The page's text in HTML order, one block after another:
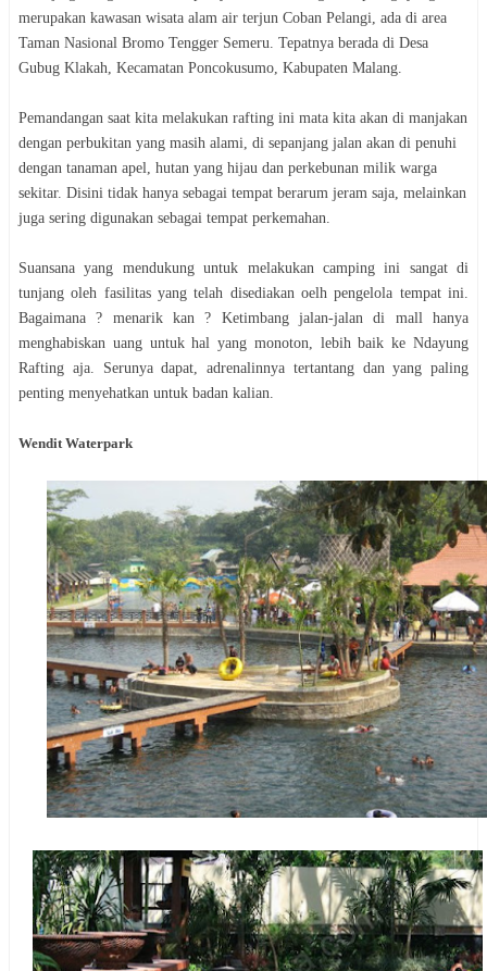
merupakan kawasan wisata alam air terjun Coban Pelangi, ada di area
Taman Nasional Bromo Tengger Semeru. Tepatnya berada di Desa
Gubug Klakah, Kecamatan Poncokusumo, Kabupaten Malang.
Pemandangan saat kita melakukan rafting ini mata kita akan di manjakan
dengan perbukitan yang masih alami, di sepanjang jalan akan di penuhi
dengan tanaman apel, hutan yang hijau dan perkebunan milik warga
sekitar. Disini tidak hanya sebagai tempat berarum jeram saja, melainkan
juga sering digunakan sebagai tempat perkemahan.
Suansana yang mendukung untuk melakukan camping ini sangat di
tunjang oleh fasilitas yang telah disediakan oelh pengelola tempat ini.
Bagaimana ? menarik kan ? Ketimbang jalan-jalan di mall hanya
menghabiskan uang untuk hal yang monoton, lebih baik ke Ndayung
Rafting aja. Serunya dapat, adrenalinnya tertantang dan yang paling
penting menyehatkan untuk badan kalian.
Wendit Waterpark